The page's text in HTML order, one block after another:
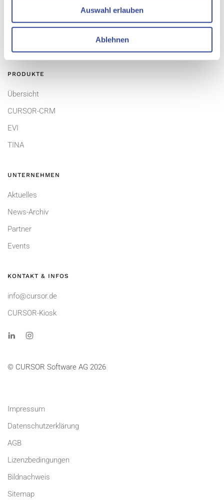
Auswahl erlauben
Ablehnen
PRODUKTE
Übersicht
CURSOR-CRM
EVI
TINA
UNTERNEHMEN
Aktuelles
News-Archiv
Partner
Events
KONTAKT & INFOS
info@cursor.de
CURSOR-Kiosk
© CURSOR Software AG 2026
Impressum
Datenschutzerklärung
AGB
Lizenzbedingungen
Bildnachweis
Sitemap